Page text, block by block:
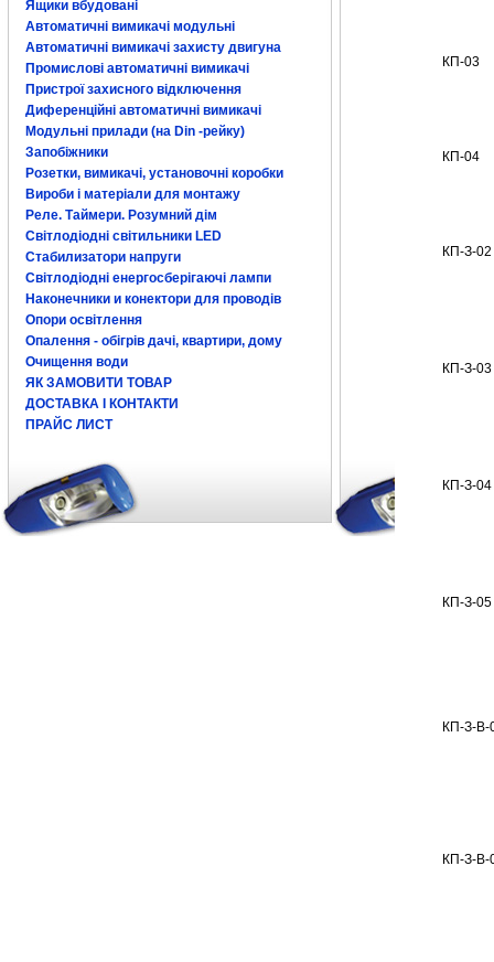
Ящики вбудовані
Автоматичні вимикачі модульні
Автоматичні вимикачі захисту двигуна
Промислові автоматичні вимикачі
Пристрої захисного відключення
Диференційні автоматичні вимикачі
Модульні прилади (на Din -рейку)
Запобіжники
Розетки, вимикачі, установочні коробки
Вироби і матеріали для монтажу
Реле. Таймери. Розумний дім
Світлодіодні світильники LED
Стабилизатори напруги
Світлодіодні енергосберігаючі лампи
Наконечники и конектори для проводів
Опори освітлення
Опалення - обігрів дачі, квартири, дому
Очищення води
ЯК ЗАМОВИТИ ТОВАР
ДОСТАВКА І КОНТАКТИ
ПРАЙС ЛИСТ
КП-03
КП-04
КП-З-02
КП-З-03
КП-З-04
КП-З-05
КП-З-В-
КП-З-В-